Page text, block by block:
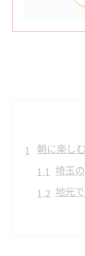
朝に楽し
埼玉
地元
朝の